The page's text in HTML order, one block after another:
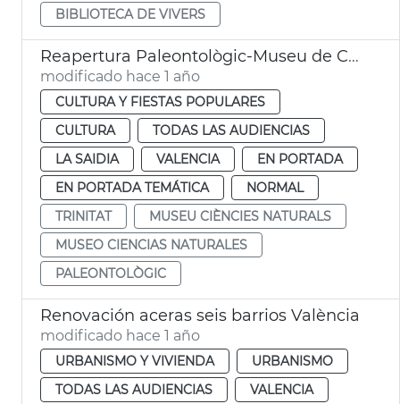
BIBLIOTECA DE VIVERS
Reapertura Paleontològic-Museu de Col·leccions Naturals
modificado hace 1 año
CULTURA Y FIESTAS POPULARES
CULTURA
TODAS LAS AUDIENCIAS
LA SAIDIA
VALENCIA
EN PORTADA
EN PORTADA TEMÁTICA
NORMAL
TRINITAT
MUSEU CIÈNCIES NATURALS
MUSEO CIENCIAS NATURALES
PALEONTOLÒGIC
Renovación aceras seis barrios València
modificado hace 1 año
URBANISMO Y VIVIENDA
URBANISMO
TODAS LAS AUDIENCIAS
VALENCIA